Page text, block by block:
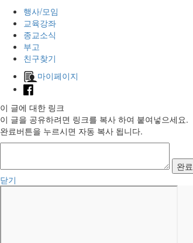
행사/모임
교육강좌
종교소식
부고
친구찾기
마이페이지
이 글에 대한 링크
이 글을 공유하려면 링크를 복사 하여 붙여넣으세요.
완료버튼을 누르시면 자동 복사 됩니다.
완료
닫기